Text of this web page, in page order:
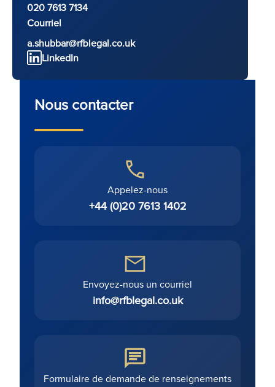
020 7613 7134
Courriel
a.shubbar@rfblegal.co.uk
LinkedIn
Nous contacter
Appelez-nous
+44 (0)20 7613 1402
Envoyez-nous un courriel
info@rfblegal.co.uk
Formulaire de demande de renseignements